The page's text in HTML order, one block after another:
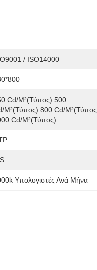
/ ISO14000
Cd/m²(Τύπος) 500
m²(Τύπος) 800 Cd/
Cd/m²(Τύπος)
Υπολογιστές Ανά Μήνα